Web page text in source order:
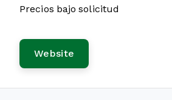
Precios bajo solicitud
Website